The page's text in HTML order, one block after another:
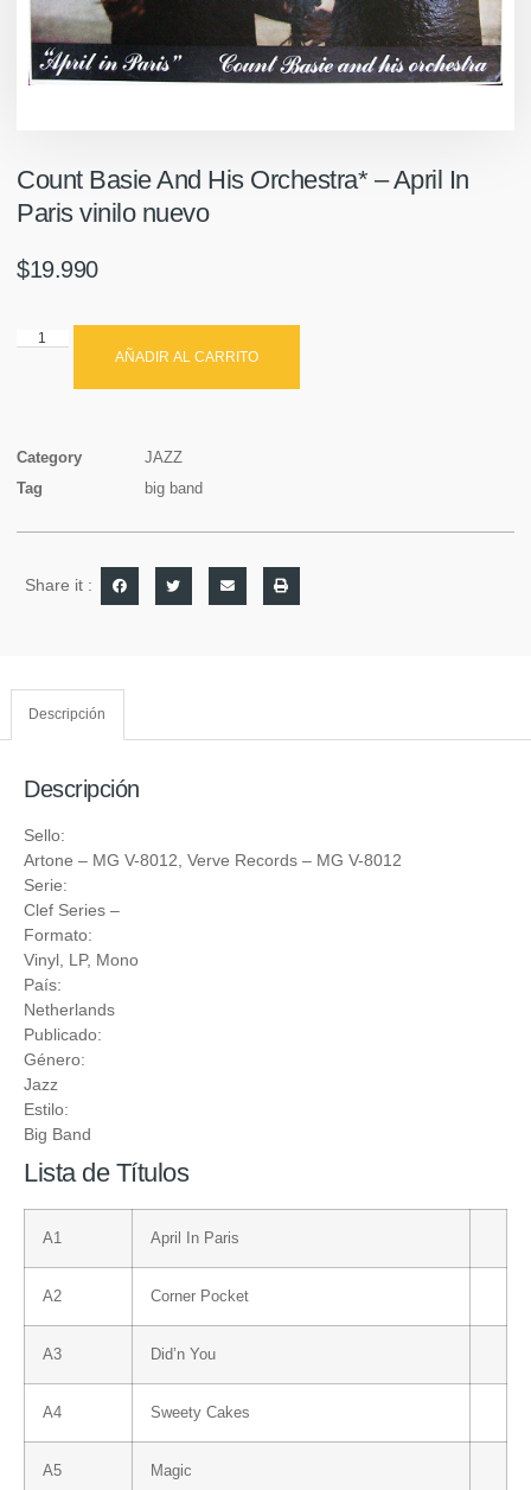
Count Basie And His Orchestra* ‎– April In
Paris vinilo nuevo
$19.990
AÑADIR AL CARRITO
Category
JAZZ
Tag
big band
Share it :
Descripción
Descripción
Sello:
Artone ‎– MG V-8012, Verve Records ‎– MG V-8012
Serie:
Clef Series –
Formato:
Vinyl , LP, Mono
País:
Netherlands
Publicado:
Género:
Jazz
Estilo:
Big Band
Lista de Títulos
A1 April In Paris
A2 Corner Pocket
A3 Did’n You
A4 Sweety Cakes
A5 Magic